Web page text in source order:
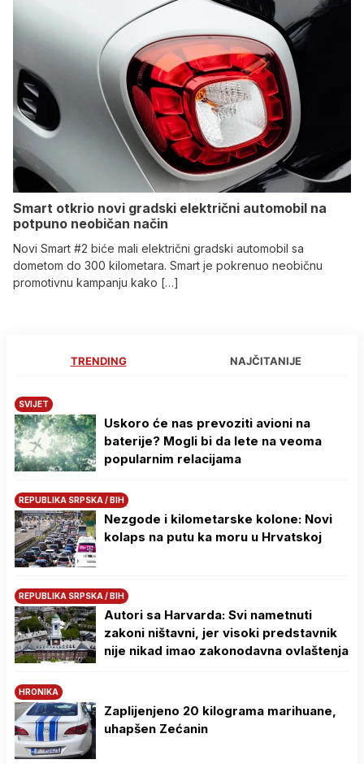
Smart otkrio novi gradski električni automobil na
potpuno neobičan način
Novi Smart #2 biće mali električni gradski automobil sa
dometom do 300 kilometara. Smart je pokrenuo neobičnu
promotivnu kampanju kako […]
TRENDING NAJČITANIJE
SVIJET
Uskoro će nas prevoziti avioni na
baterije? Mogli bi da lete na veoma
popularnim relacijama
REPUBLIKA SRPSKA / BIH
Nezgode i kilometarske kolone: Novi
kolaps na putu ka moru u Hrvatskoj
REPUBLIKA SRPSKA / BIH
Autori sa Harvarda: Svi nametnuti
zakoni ništavni, jer visoki predstavnik
nije nikad imao zakonodavna ovlaštenja
HRONIKA
Zaplijenjeno 20 kilograma marihuane,
uhapšen Zećanin